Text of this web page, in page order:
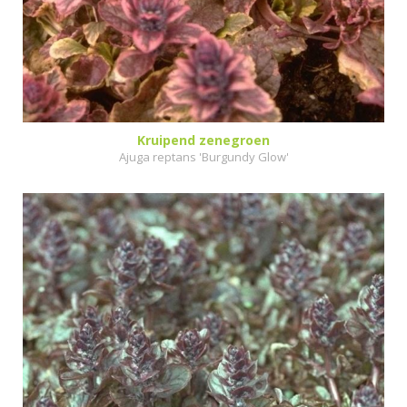
Kruipend zenegroen
Ajuga reptans 'Burgundy Glow'